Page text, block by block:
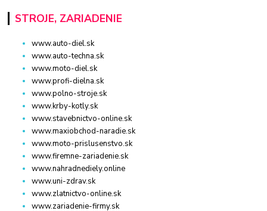
STROJE, ZARIADENIE
www.auto-diel.sk
www.auto-techna.sk
www.moto-diel.sk
www.profi-dielna.sk
www.polno-stroje.sk
www.krby-kotly.sk
www.stavebnictvo-online.sk
www.maxiobchod-naradie.sk
www.moto-prislusenstvo.sk
www.firemne-zariadenie.sk
www.nahradnediely.online
www.uni-zdrav.sk
www.zlatnictvo-online.sk
www.zariadenie-firmy.sk